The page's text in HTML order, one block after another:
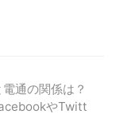
通の関係は？
やTwitt